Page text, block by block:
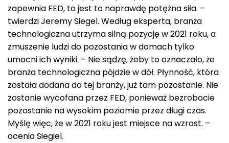
zapewnia FED, to jest to naprawdę potężna siła. –
twierdzi Jeremy Siegel. Według eksperta, branża
technologiczna utrzyma silną pozycję w 2021 roku, a
zmuszenie ludzi do pozostania w domach tylko
umocni ich wyniki. – Nie sądzę, żeby to oznaczało, że
branża technologiczna pójdzie w dół. Płynność, która
została dodana do tej branży, już tam pozostanie. Nie
zostanie wycofana przez FED, ponieważ bezrobocie
pozostanie na wysokim poziomie przez długi czas.
Myślę więc, że w 2021 roku jest miejsce na wzrost. –
ocenia Siegiel.